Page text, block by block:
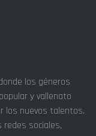
los géneros
y vallenato
los nuevos talentos.
redes sociales,